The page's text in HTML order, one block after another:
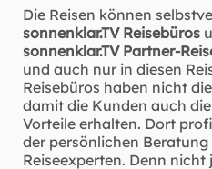
Die Reisen können
sonnenklar.TV Reisebüros
sonnenklar.TV Partner-
und auch nur in diesen
Reisebüros haben nicht
damit die Kunden auch
Vorteile erhalten. Dort
der persönlichen
Reiseexperten. Denn